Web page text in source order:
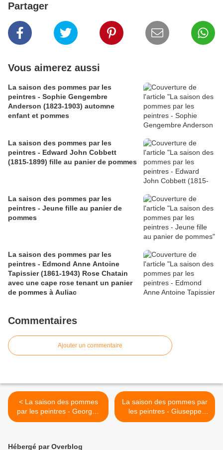
Partager
Vous aimerez aussi
La saison des pommes par les
peintres - Sophie Gengembre
Anderson (1823-1903) automne
enfant et pommes
La saison des pommes par les
peintres - Edward John Cobbett
(1815-1899) fille au panier de pommes
La saison des pommes par les
peintres - Jeune fille au panier de
pommes
La saison des pommes par les
peintres - Edmond Anne Antoine
Tapissier (1861-1943) Rose Chatain
avec une cape rose tenant un panier
de pommes à Auliac
Commentaires
Ajouter un commentaire
< La saison des pommes
par les peintres - Georges
d'Espagnat (1870-1950) La
La saison des pommes par
les peintres - Giuseppe
Pennasilico (1861-1940)
Hébergé par Overblog